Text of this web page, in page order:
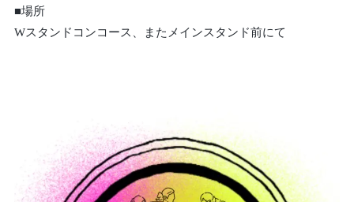
■場所
Wスタンドコンコース、またメインスタンド前にて